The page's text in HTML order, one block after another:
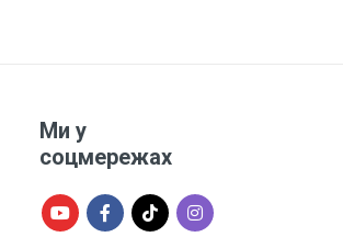
Ми у
соцмережах